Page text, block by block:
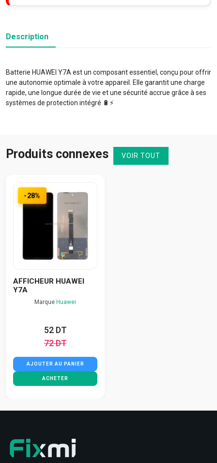
Description
Batterie HUAWEI Y7A est un composant essentiel, conçu pour offrir
une autonomie optimale à votre appareil. Elle garantit une charge
rapide, une longue durée de vie et une sécurité accrue grâce à ses
systèmes de protection intégré 🔋⚡️
Produits connexes VOIR TOUT
-28%
AFFICHEUR HUAWEI
Y7A
Marque Huawei
52 DT
72 DT
AJOUTER AU PANIER
ACHETER